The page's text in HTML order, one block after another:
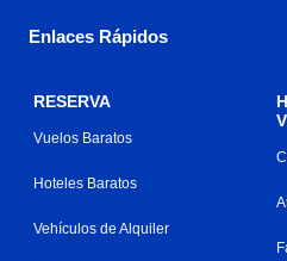
Enlaces Rápidos
RESERVA
Vuelos Baratos
Hoteles Baratos
Vehículos de Alquiler